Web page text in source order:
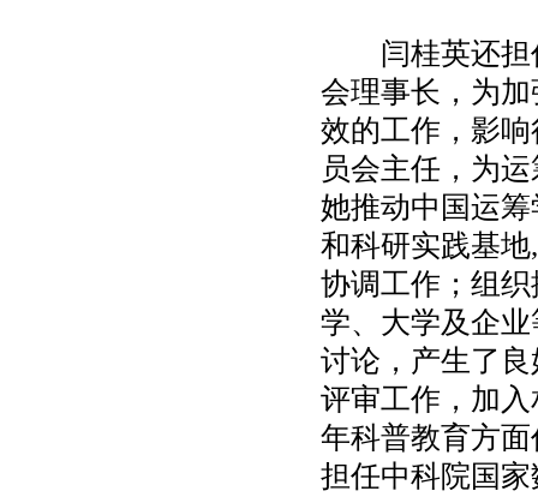
闫桂英还担任
会理事长，为
效的工作，影
员会主任，为
她推动中国运
和科研实践基
协调工作；组
学、大学及企
讨论，产生了
评审工作，加
年科普教育方
担任中科院国